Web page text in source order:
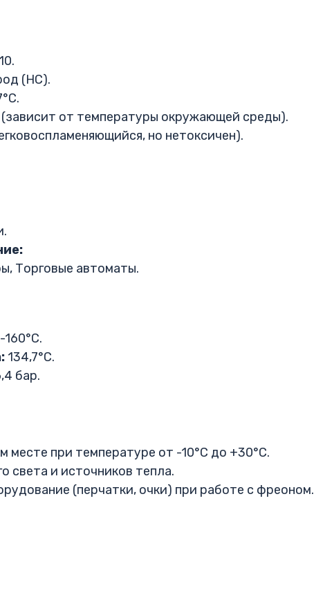
(HC).
от температуры окружающей среды).
но нетоксичен).
Торговые автоматы.
-160°C.
134,7°C.
бар.
месте при температуре от -10°C до +30°C.
света и источников тепла.
(перчатки, очки) при работе с фреоном.